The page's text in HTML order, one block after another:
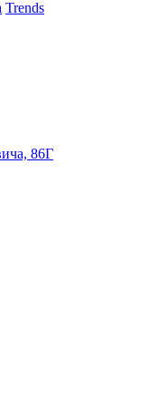
Trends
86Г